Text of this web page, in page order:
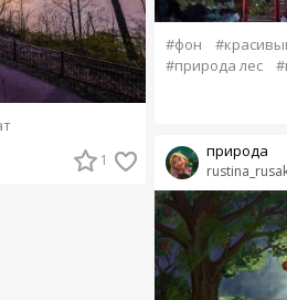
1
#фон
#природа лес
природа